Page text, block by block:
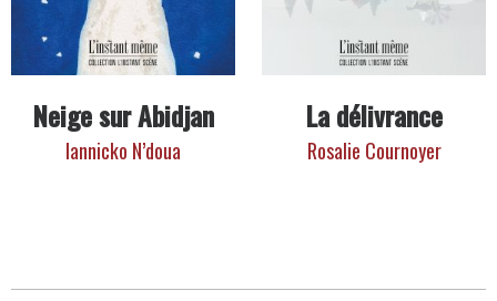
Neige sur Abidjan
Iannicko N’doua
La délivrance
Rosalie Cournoyer